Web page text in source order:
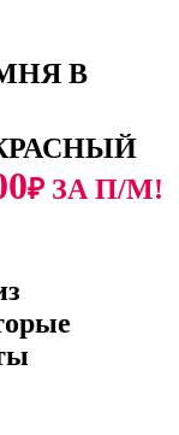
В
₽ ЗА П/М!